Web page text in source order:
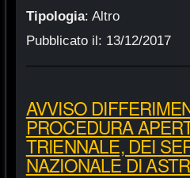
Tipologia: Altro
Pubblicato il: 13/12/2017
AVVISO
PROCEDURA
TRIENNALE, DEI
NAZIONALE DI